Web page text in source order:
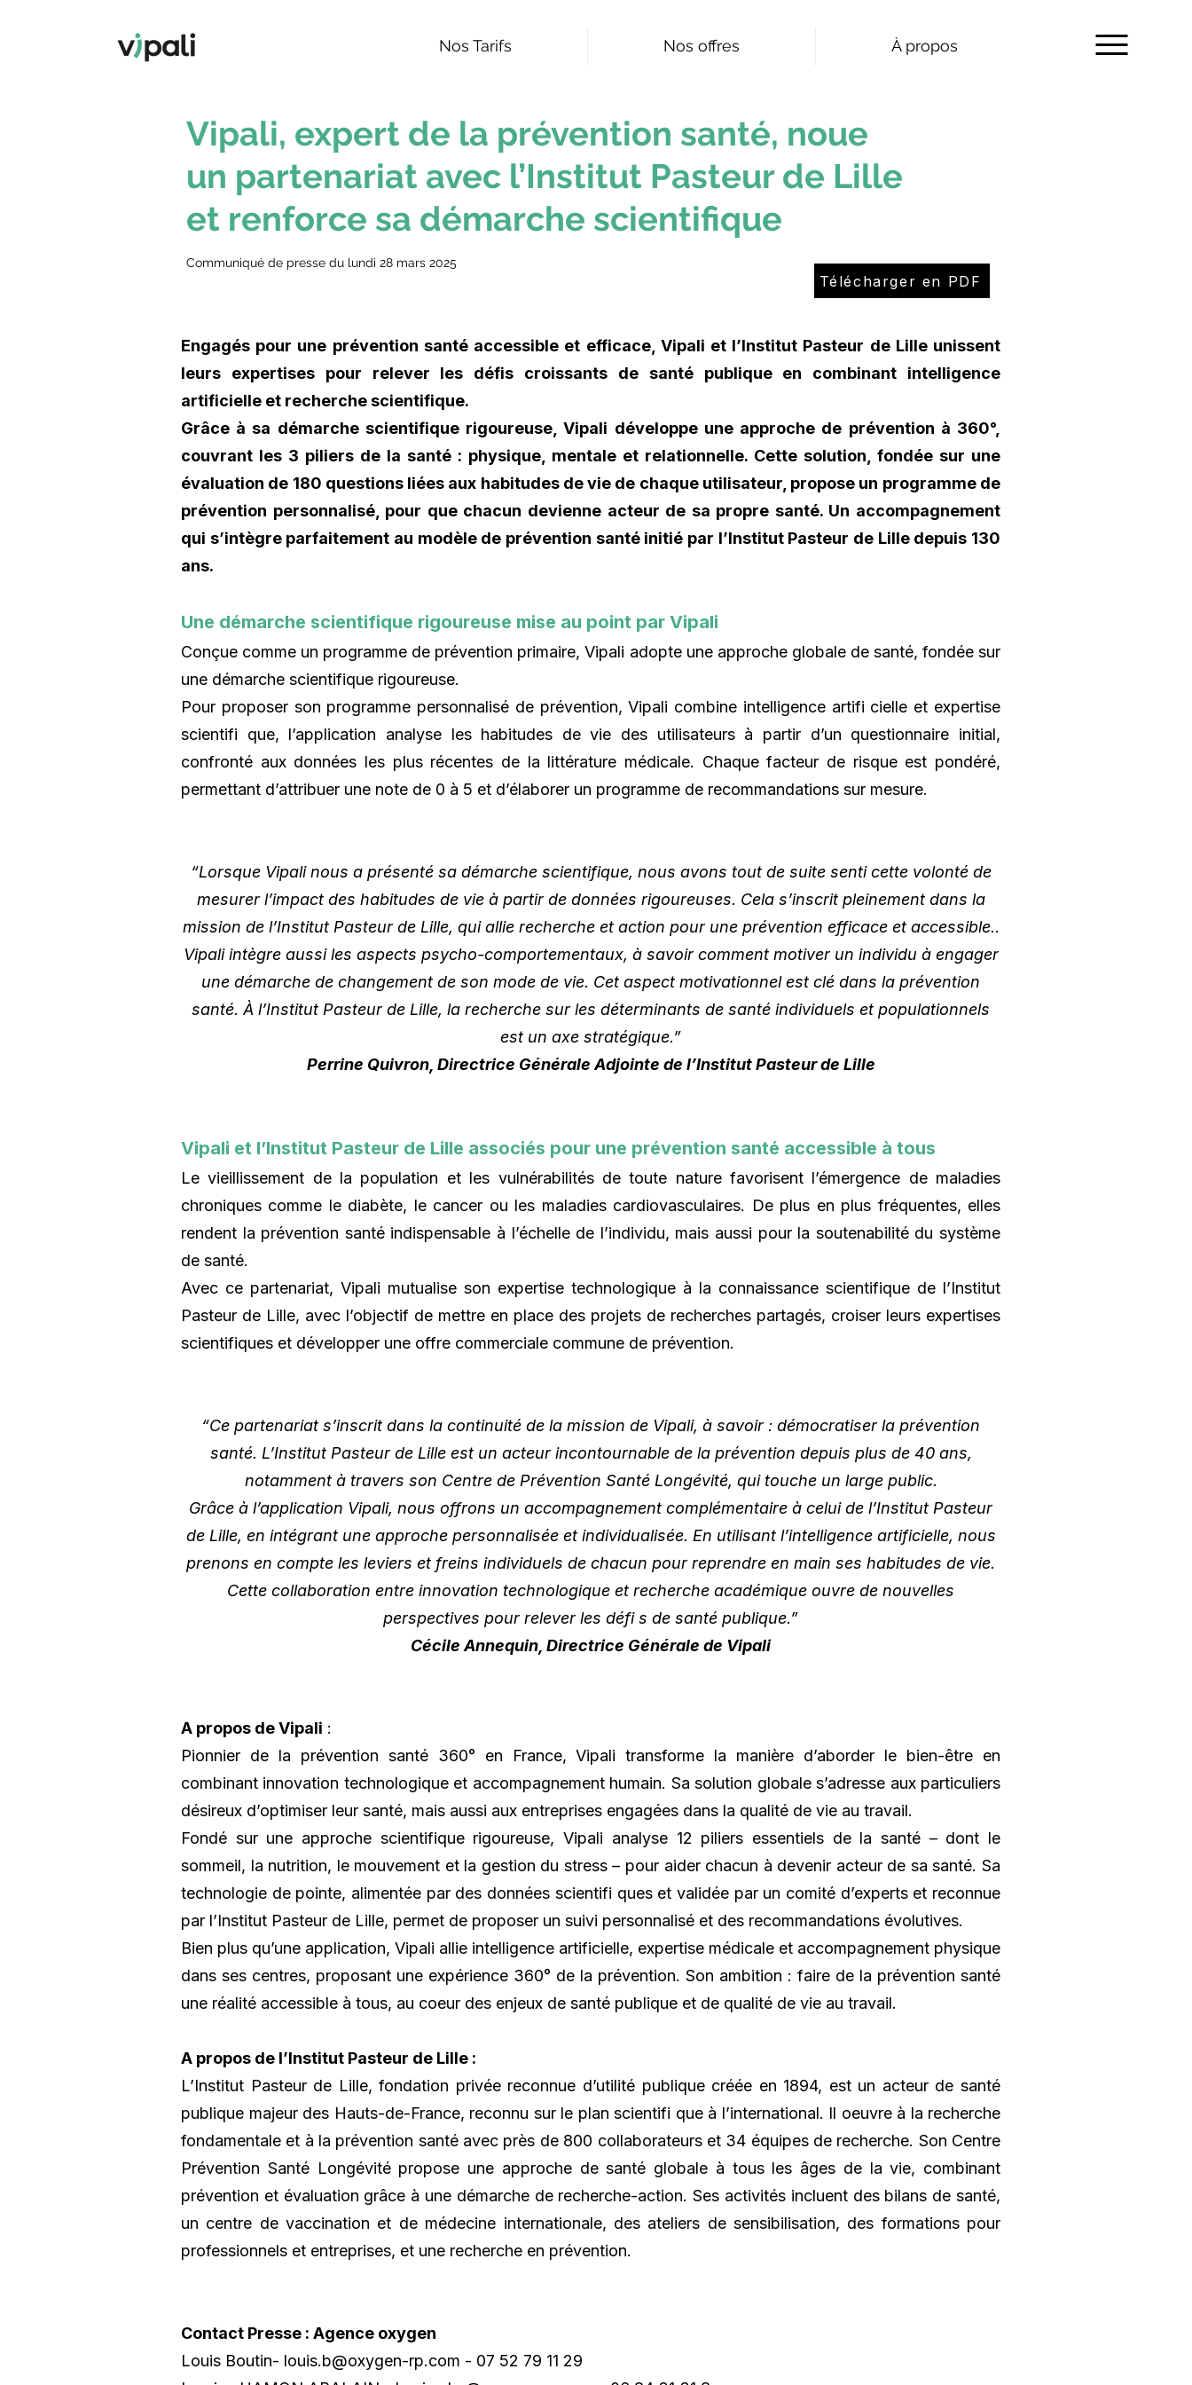
Nos Tarifs Nos offres À propos
Vipali, expert de la prévention santé, noue
un partenariat avec l’Institut Pasteur de Lille
et renforce sa démarche scientifique
Communiqué de presse du lundi 28 mars 2025
Télécharger en PDF
Engagés pour une prévention santé accessible et efficace, Vipali et l’Institut Pasteur de Lille unissent
leurs expertises pour relever les défis croissants de santé publique en combinant intelligence
artificielle et recherche scientifique.
Grâce à sa démarche scientifique rigoureuse, Vipali développe une approche de prévention à 360°,
couvrant les 3 piliers de la santé : physique, mentale et relationnelle. Cette solution, fondée sur une
évaluation de 180 questions liées aux habitudes de vie de chaque utilisateur, propose un programme de
prévention personnalisé, pour que chacun devienne acteur de sa propre santé. Un accompagnement
qui s’intègre parfaitement au modèle de prévention santé initié par l’Institut Pasteur de Lille depuis 130
ans.
Une démarche scientifique rigoureuse mise au point par Vipali
Conçue comme un programme de prévention primaire, Vipali adopte une approche globale de santé, fondée sur
une démarche scientifique rigoureuse.
Pour proposer son programme personnalisé de prévention, Vipali combine intelligence artifi cielle et expertise
scientifi que, l’application analyse les habitudes de vie des utilisateurs à partir d’un questionnaire initial,
confronté aux données les plus récentes de la littérature médicale. Chaque facteur de risque est pondéré,
permettant d’attribuer une note de 0 à 5 et d’élaborer un programme de recommandations sur mesure.
“Lorsque Vipali nous a présenté sa démarche scientifique, nous avons tout de suite senti cette volonté de
mesurer l’impact des habitudes de vie à partir de données rigoureuses. Cela s’inscrit pleinement dans la
mission de l’Institut Pasteur de Lille, qui allie recherche et action pour une prévention efficace et accessible..
Vipali intègre aussi les aspects psycho-comportementaux, à savoir comment motiver un individu à engager
une démarche de changement de son mode de vie. Cet aspect motivationnel est clé dans la prévention
santé. À l’Institut Pasteur de Lille, la recherche sur les déterminants de santé individuels et populationnels
est un axe stratégique.”
Perrine Quivron, Directrice Générale Adjointe de l’Institut Pasteur de Lille
Vipali et l’Institut Pasteur de Lille associés pour une prévention santé accessible à tous
Le vieillissement de la population et les vulnérabilités de toute nature favorisent l’émergence de maladies
chroniques comme le diabète, le cancer ou les maladies cardiovasculaires. De plus en plus fréquentes, elles
rendent la prévention santé indispensable à l’échelle de l’individu, mais aussi pour la soutenabilité du système
de santé.
Avec ce partenariat, Vipali mutualise son expertise technologique à la connaissance scientifique de l’Institut
Pasteur de Lille, avec l’objectif de mettre en place des projets de recherches partagés, croiser leurs expertises
scientifiques et développer une offre commerciale commune de prévention.
“Ce partenariat s’inscrit dans la continuité de la mission de Vipali, à savoir : démocratiser la prévention
santé. L’Institut Pasteur de Lille est un acteur incontournable de la prévention depuis plus de 40 ans,
notamment à travers son Centre de Prévention Santé Longévité, qui touche un large public.
Grâce à l’application Vipali, nous offrons un accompagnement complémentaire à celui de l’Institut Pasteur
de Lille, en intégrant une approche personnalisée et individualisée. En utilisant l’intelligence artificielle, nous
prenons en compte les leviers et freins individuels de chacun pour reprendre en main ses habitudes de vie.
Cette collaboration entre innovation technologique et recherche académique ouvre de nouvelles
perspectives pour relever les défi s de santé publique.”
Cécile Annequin, Directrice Générale de Vipali
A propos de Vipali :
Pionnier de la prévention santé 360° en France, Vipali transforme la manière d’aborder le bien-être en
combinant innovation technologique et accompagnement humain. Sa solution globale s’adresse aux particuliers
désireux d’optimiser leur santé, mais aussi aux entreprises engagées dans la qualité de vie au travail.
Fondé sur une approche scientifique rigoureuse, Vipali analyse 12 piliers essentiels de la santé – dont le
sommeil, la nutrition, le mouvement et la gestion du stress – pour aider chacun à devenir acteur de sa santé. Sa
technologie de pointe, alimentée par des données scientifi ques et validée par un comité d’experts et reconnue
par l’Institut Pasteur de Lille, permet de proposer un suivi personnalisé et des recommandations évolutives.
Bien plus qu’une application, Vipali allie intelligence artificielle, expertise médicale et accompagnement physique
dans ses centres, proposant une expérience 360° de la prévention. Son ambition : faire de la prévention santé
une réalité accessible à tous, au coeur des enjeux de santé publique et de qualité de vie au travail.
A propos de l’Institut Pasteur de Lille :
L’Institut Pasteur de Lille, fondation privée reconnue d’utilité publique créée en 1894, est un acteur de santé
publique majeur des Hauts-de-France, reconnu sur le plan scientifi que à l’international. Il oeuvre à la recherche
fondamentale et à la prévention santé avec près de 800 collaborateurs et 34 équipes de recherche. Son Centre
Prévention Santé Longévité propose une approche de santé globale à tous les âges de la vie, combinant
prévention et évaluation grâce à une démarche de recherche-action. Ses activités incluent des bilans de santé,
un centre de vaccination et de médecine internationale, des ateliers de sensibilisation, des formations pour
professionnels et entreprises, et une recherche en prévention.
Contact Presse : Agence oxygen
Louis Boutin- louis.b@oxygen-rp.com - 07 52 79 11 29